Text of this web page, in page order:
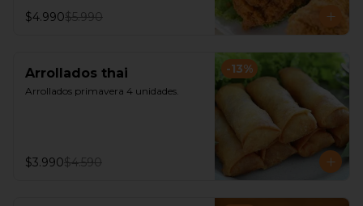
$4.990$5.990
-13%
Arrollados thai
Arrollados primavera 4 unidades.
$3.990$4.590